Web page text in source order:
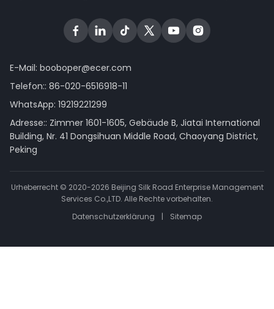
E-Mail: booboper@ecer.com
Telefon:: 86-020-6516918-11
WhatsApp: 19219221299
Adresse:: Zimmer 1601-1605, Gebäude B, Jiatai International
Building, Nr. 41 Dongsihuan Middle Road, Chaoyang District,
Peking
Urheberrecht © 2020-2026 Beijing Silk Road Enterprise Management
Services Co.,LTD. Alle Rechte vorbehalten.
Datenschutzerklärung
| Sitemap